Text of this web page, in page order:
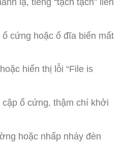
lạ, tiếng “tạch tạch” liên
cứng hoặc ổ đĩa biến mất
hiển thị lỗi “File is
ổ cứng, thậm chí khởi
hoặc nhấp nháy đèn